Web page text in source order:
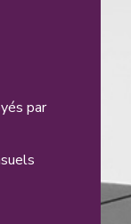
par